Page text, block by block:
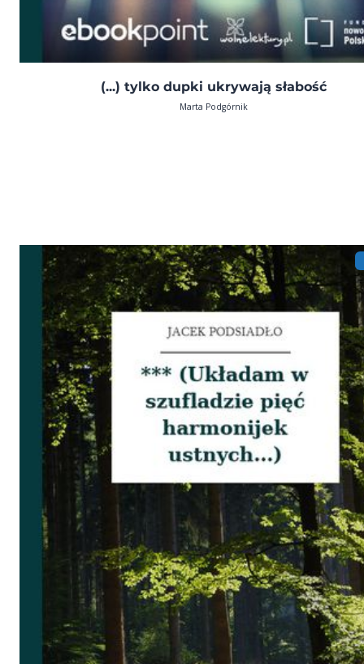
(...) tylko dupki ukrywają słabość
Marta Podgórnik